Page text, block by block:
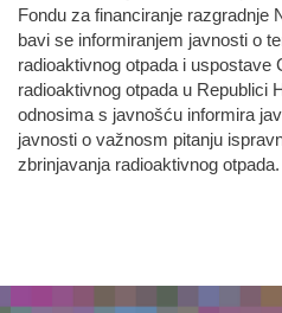
Fondu za financiranje razgradnje
bavi se informiranjem javnosti o
radioaktivnog otpada i uspostave
radioaktivnog otpada u Republici
odnosima s javnošću informira
javnosti o važnosm pitanju
zbrinjavanja radioaktivnog otpada.